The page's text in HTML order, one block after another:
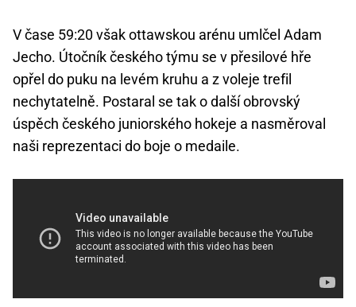
V čase 59:20 však ottawskou arénu umlčel Adam
Jecho. Útočník českého týmu se v přesilové hře
opřel do puku na levém kruhu a z voleje trefil
nechytatelně. Postaral se tak o další obrovský
úspěch českého juniorského hokeje a nasměroval
naši reprezentaci do boje o medaile.